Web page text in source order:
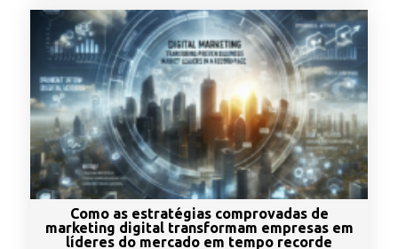
Como as estratégias comprovadas de
marketing digital transformam empresas em
líderes do mercado em tempo recorde